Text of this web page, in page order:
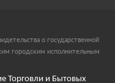
о государственной
городским исполнительным
Торговли и Бытовых